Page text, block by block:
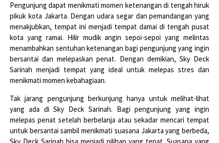
Pengunjung dapat menikmati momen ketenangan di tengah hiruk
pikuk kota Jakarta. Dengan udara segar dan pemandangan yang
menakjubkan, tempat ini menjadi tempat damai di tengah pusat
kota yang ramai. Hilir mudik angin sepoi-sepoi yang melintas
menambahkan sentuhan ketenangan bagi pengunjung yang ingin
bersantai dan melepaskan penat. Dengan demikian, Sky Deck
Sarinah menjadi tempat yang ideal untuk melepas stres dan
menikmati momen kebahagiaan.
Tak jarang pengunjung berkunjung hanya untuk melihat-lihat
yang ada di Sky Deck Sarinah. Bagi pengunjung yang ingin
melepas penat setelah berbelanja atau sekadar mencari tempat
untuk bersantai sambil menikmati suasana Jakarta yang berbeda,